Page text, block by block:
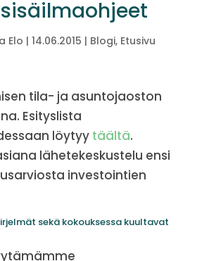
Elo | 14.06.2015 | Blogi, Etusivu
tila- ja asuntojaoston
Esityslista
löytyy täältä.
lähetekeskustelu ensi
investointien
sekä kokouksessa kuultavat